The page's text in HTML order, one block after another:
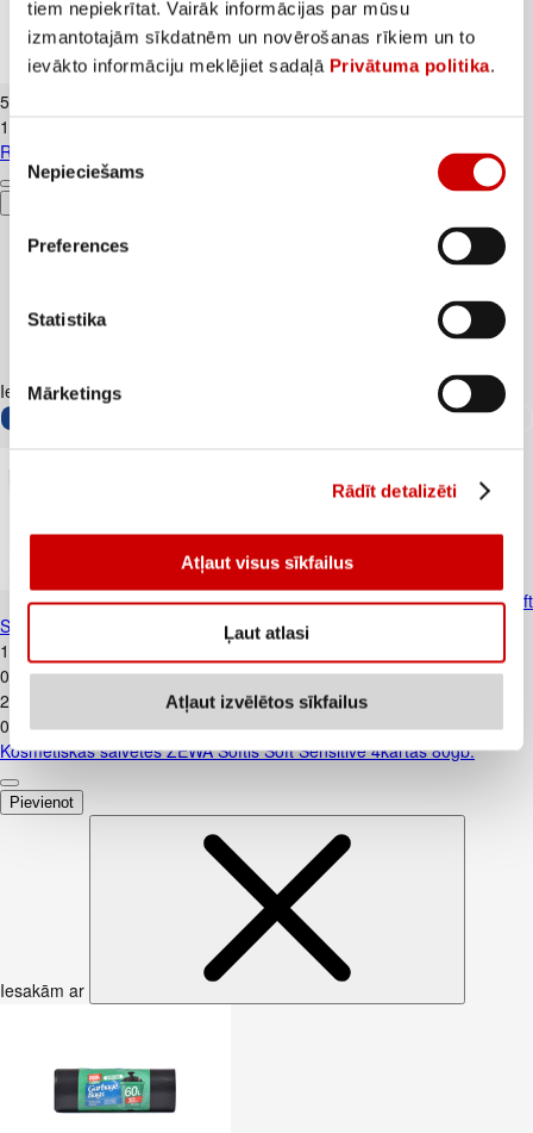
tiem nepiekrītat. Vairāk informācijas par mūsu
izmantotajām sīkdatnēm un novērošanas rīkiem un to
ievākto informāciju meklējiet sadaļā Privātuma politika.
Piekrišanas
izvēle
Nepieciešams
Preferences
Statistika
Mārketings
Rādīt detalizēti
Atļaut visus sīkfailus
Ļaut atlasi
Atļaut izvēlētos sīkfailus
Radošais komplekts PLAY-DOH 4gab.
5
1,5€/gab.
Radošais komplekts PLAY-DOH 4gab.
Iesakām ar
Kosmētiskās salvetes ZEWA Softis Soft
Sensitive 4kārtas 80gb.
1
0,02€/gab.
2
0,04€/gab.
Kosmētiskās salvetes ZEWA Softis Soft Sensitive 4kārtas 80gb.
Pievienot
Iesakām ar